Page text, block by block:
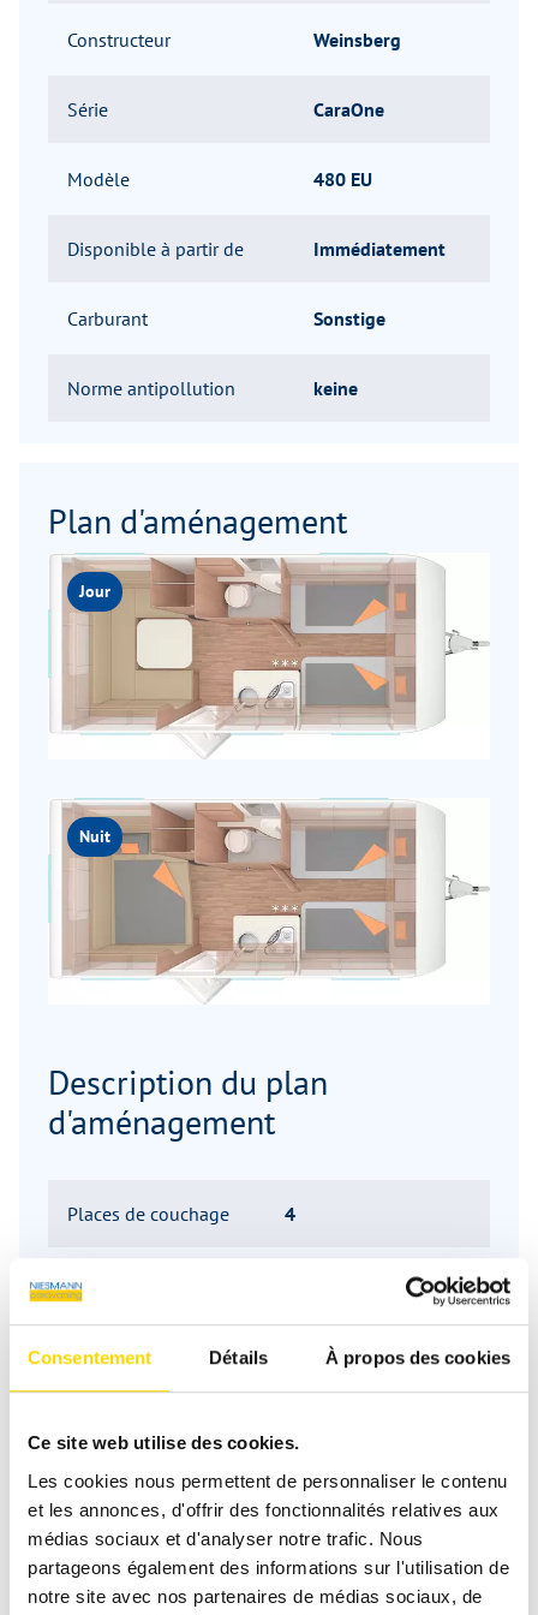
Consentement Détails À propos des cookies
Ce site web utilise des cookies.
Les cookies nous permettent de personnaliser le contenu
et les annonces, d'offrir des fonctionnalités relatives aux
médias sociaux et d'analyser notre trafic. Nous
partageons également des informations sur l'utilisation de
notre site avec nos partenaires de médias sociaux, de
Constructeur Weinsberg
Série CaraOne
Modèle 480 EU
Disponible à partir de Immédiatement
Carburant Sonstige
Norme antipollution keine
Plan d'aménagement
Jour
Nuit
Description du plan
d'aménagement
Places de couchage 4
Groupe de sièges Coin salon circulaire
Infrastructure Cuisine, WC
Véhicules similaires